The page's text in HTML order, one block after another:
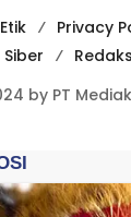
Privacy
by PT